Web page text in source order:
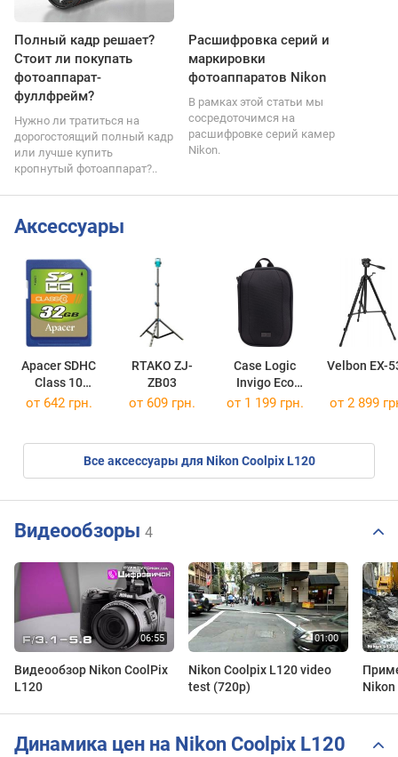
Полный кадр решает?
Стоит ли покупать
фотоаппарат-
фуллфрейм?
Нужно ли тратиться на
дорогостоящий полный кадр
или лучше купить
кропнутый фотоаппарат?..
Расшифровка серий и
маркировки
фотоаппаратов Nikon
В рамках этой статьи мы
сосредоточимся на
расшифровке серий камер
Nikon.
Аксессуары
Apacer SDHC
Class 10
SDHC Class 10 32Gb
RTAKO ZJ-
ZB03
Case Logic
Invigo Eco
INVIAC102
Velbon EX-
от 642 грн. от 609 грн. от 1 199 грн. от 2 899
Все аксессуары для Nikon Coolpix L120
Видеообзоры 4
Видеообзор Nikon CoolPix
L120
Nikon Coolpix L120 video
test (720p)
Динамика цен на Nikon Coolpix L120